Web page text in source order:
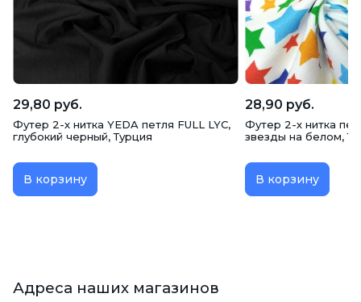
29,80 руб.
Футер 2-х нитка YEDA петля FULL LYC,
глубокий черный, Турция
В корзину
28,90 руб.
Футер 2-х нитка
звезды на белом,
В корзину
Адреса наших магазинов